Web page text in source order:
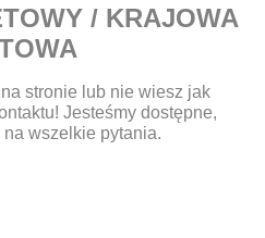
/ KRAJOWA
stronie lub nie wiesz jak
Jesteśmy dostępne,
wszelkie pytania.